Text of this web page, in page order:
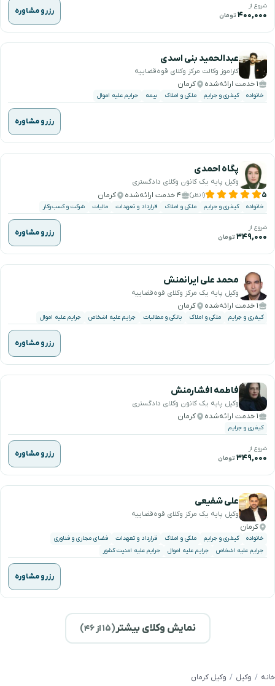
شروع از
۴۰۰,۰۰۰ تومان رزرو مشاوره
عبدالحمید بنی اسدی
کاراموز وکالت مرکز وکلای قوه‌قضاییه
۱ خدمت ارائه‌شده کرمان
خانواده کیفری و جرایم ملکی و املاک بیمه جرایم علیه اموال
رزرو مشاوره
پگاه احمدی
وکیل پایه یک کانون وکلای دادگستری
۵ (۱ نظر) ۴ خدمت ارائه‌شده کرمان
خانواده کیفری و جرایم ملکی و املاک قرارداد و تعهدات مالیات شرکت و کسب‌وکار
شروع از
۳۴۹,۰۰۰ تومان رزرو مشاوره
محمد علی ایرانمنش
وکیل پایه یک مرکز وکلای قوه‌قضاییه
۱ خدمت ارائه‌شده کرمان
کیفری و جرایم ملکی و املاک بانکی و مطالبات جرایم علیه اشخاص جرایم علیه اموال
رزرو مشاوره
فاطمه افشارمنش
وکیل پایه یک کانون وکلای دادگستری
۱ خدمت ارائه‌شده کرمان
کیفری و جرایم
شروع از
۳۴۹,۰۰۰ تومان رزرو مشاوره
علی شفیعی
وکیل پایه یک مرکز وکلای قوه‌قضاییه
کرمان
خانواده کیفری و جرایم ملکی و املاک قرارداد و تعهدات
فضای مجازی و فناوری
جرایم علیه اشخاص
جرایم علیه اموال جرایم علیه امنیت کشور
رزرو مشاوره
نمایش وکلای بیشتر(۱۵از ۴۶)
خانه وکیل وکیل کرمان